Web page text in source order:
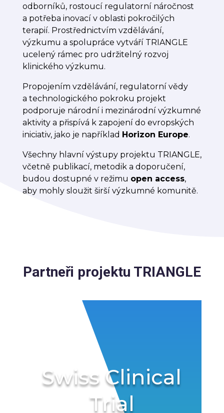
odborníků, rostoucí regulatorní náročnost
a potřeba inovací v oblasti pokročilých
terapií. Prostřednictvím vzdělávání,
výzkumu a spolupráce vytváří TRIANGLE
ucelený rámec pro udržitelný rozvoj
klinického výzkumu.
Propojením vzdělávání, regulatorní vědy
a technologického pokroku projekt
podporuje národní i mezinárodní výzkumné
aktivity a přispívá k zapojení do evropských
iniciativ, jako je například Horizon Europe.
Všechny hlavní výstupy projektu TRIANGLE,
včetně publikací, metodik a doporučení,
budou dostupné v režimu open access,
aby mohly sloužit širší výzkumné komunitě.
Partneři projektu TRIANGLE
Swiss Clinical
Trial